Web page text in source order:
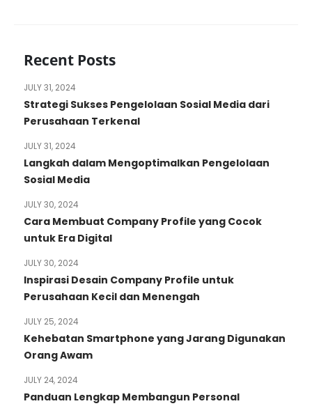
Recent Posts
Strategi Sukses Pengelolaan Sosial Media dari
Perusahaan Terkenal
JULY 31, 2024
Langkah dalam Mengoptimalkan Pengelolaan
Sosial Media
JULY 31, 2024
Cara Membuat Company Profile yang Cocok
untuk Era Digital
JULY 30, 2024
Inspirasi Desain Company Profile untuk
Perusahaan Kecil dan Menengah
JULY 30, 2024
Kehebatan Smartphone yang Jarang Digunakan
Orang Awam
JULY 25, 2024
Panduan Lengkap Membangun Personal
JULY 24, 2024